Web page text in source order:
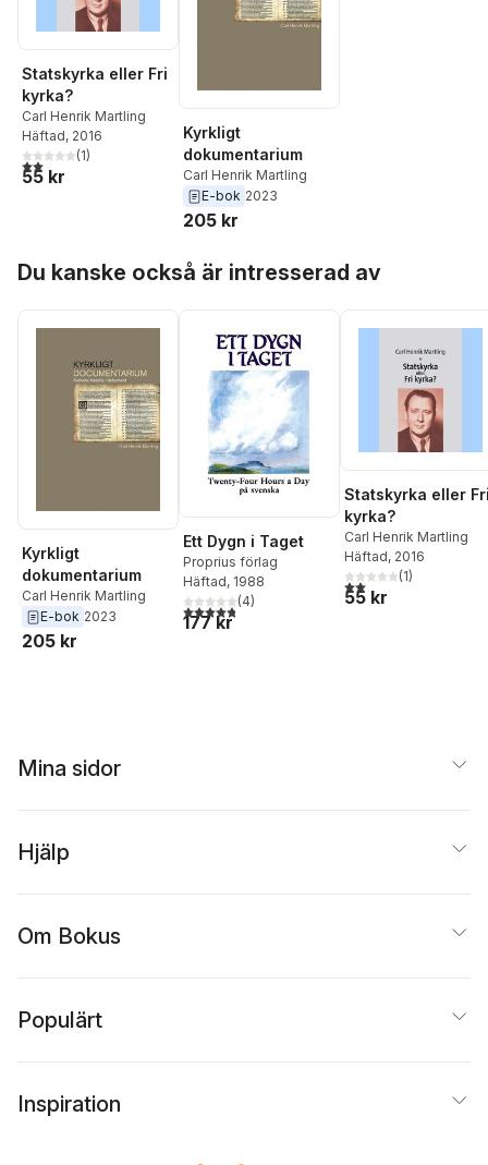
Statskyrka eller Fri
kyrka?
Carl Henrik Martling
Häftad, 2016
2,0utav 5 stjärnor. Totalt antal röster:
(1)
55 kr
Kyrkligt
dokumentarium
Carl Henrik Martling
E-bok 2023
205 kr
Du kanske också är intresserad av
Kyrkligt
dokumentarium
Carl Henrik Martling
E-bok 2023
205 kr
Ett Dygn i Taget
Proprius förlag
Häftad, 1988
4,8utav 5 stjärnor. Totalt antal röster:
(4)
177 kr
Statskyrka eller
kyrka?
Carl Henrik Martling
Häftad, 2016
2,0utav 5 stjärnor.
(1)
55 kr
Mina sidor
Hjälp
Om Bokus
Populärt
Inspiration